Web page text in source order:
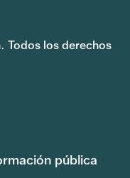
Todos los derechos
pública